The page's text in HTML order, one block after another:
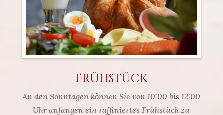
Frühstück
An den Sonntagen können Sie von 10:00 bis 12:00
Uhr anfangen ein raffiniertes Frühstück zu